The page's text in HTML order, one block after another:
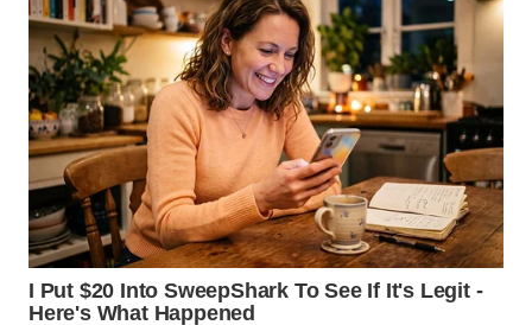
WN
GORONTALO
WN
SULUT
WN
MALUKU
WN
MALUT